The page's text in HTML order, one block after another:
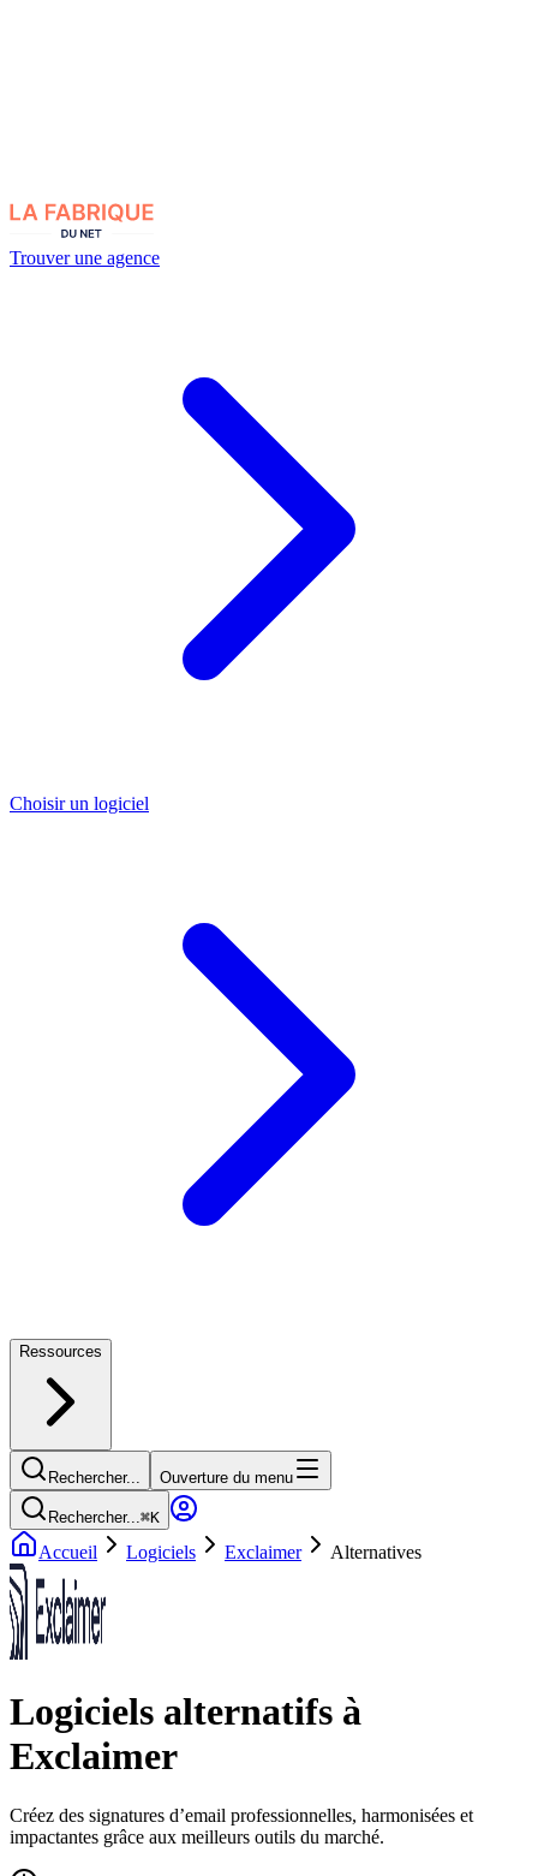
Trouver une agence
Choisir un logiciel
Ressources
Rechercher... Ouverture du menu
Rechercher...⌘K
Accueil Logiciels Exclaimer Alternatives
Logiciels alternatifs à
Exclaimer
Créez des signatures d’email professionnelles, harmonisées et
impactantes grâce aux meilleurs outils du marché.